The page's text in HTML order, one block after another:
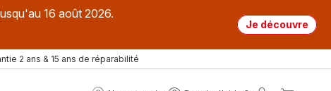
16 août 2026.
Je découvre
2 ans & 15 ans de réparabilité